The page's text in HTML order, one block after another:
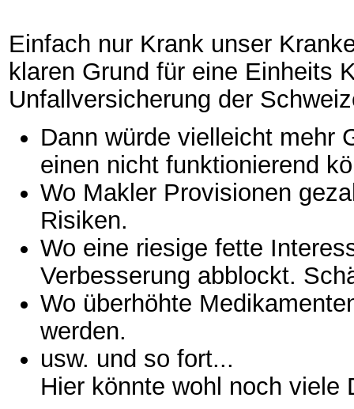
Einfach nur Krank unser
klaren Grund für eine Einheits
Unfallversicherung der
Dann würde vielleicht mehr
einen nicht funktionierend
Wo Makler Provisionen
Risiken.
Wo eine riesige fette
Verbesserung abblockt.
Wo überhöhte
werden.
usw. und so fort...
Hier könnte wohl noch viele